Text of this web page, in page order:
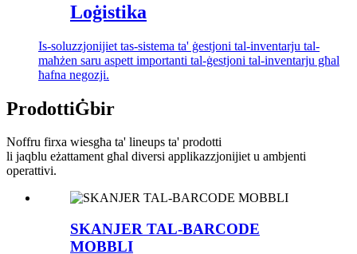
Loġistika
Is-soluzzjonijiet tas-sistema ta' ġestjoni tal-inventarju tal-
maħżen saru aspett importanti tal-ġestjoni tal-inventarju għal
ħafna negozji.
ProdottiĠbir
Noffru firxa wiesgħa ta' lineups ta' prodotti
li jaqblu eżattament għal diversi applikazzjonijiet u ambjenti
operattivi.
SKANJER TAL-BARCODE
MOBBLI